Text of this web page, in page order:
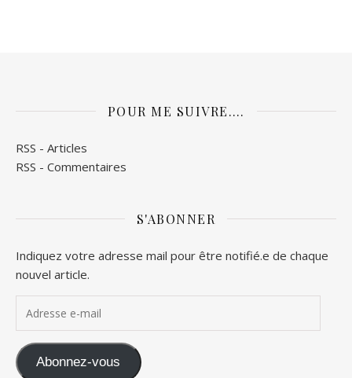
POUR ME SUIVRE….
RSS - Articles
RSS - Commentaires
S'ABONNER
Indiquez votre adresse mail pour être notifié.e de chaque
nouvel article.
Abonnez-vous